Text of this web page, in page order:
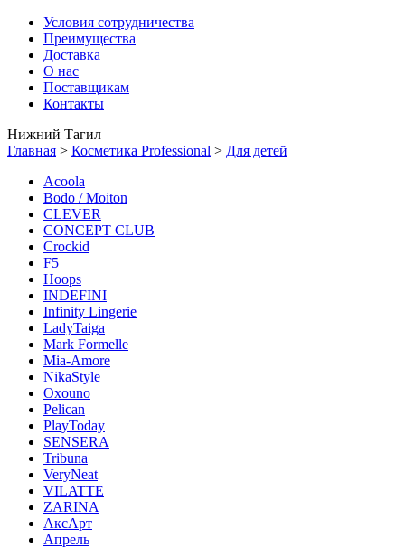
Условия сотрудничества
Преимущества
Доставка
О нас
Поставщикам
Контакты
Нижний Тагил
Главная > Косметика Professional > Для детей
Acoola
Bodo / Moiton
CLEVER
CONCEPT CLUB
Crockid
F5
Hoops
INDEFINI
Infinity Lingerie
LadyTaiga
Mark Formelle
Mia-Amore
NikaStyle
Oxouno
Pelican
PlayToday
SENSERA
Tribuna
VeryNeat
VILATTE
ZARINA
АксАрт
Апрель